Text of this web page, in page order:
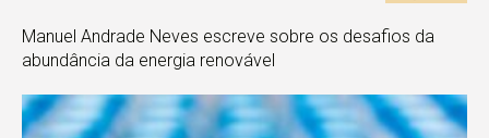
Manuel Andrade Neves escreve sobre os desafios da
abundância da energia renovável